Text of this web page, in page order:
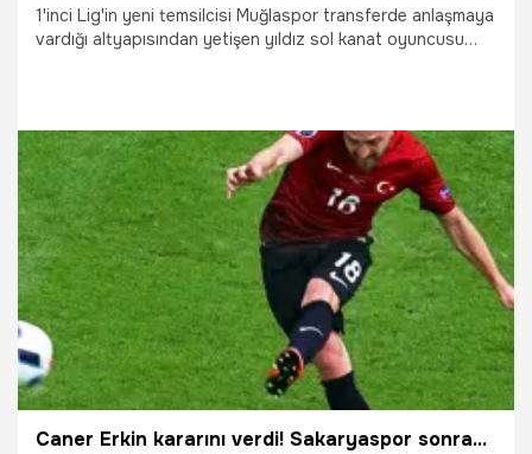
1'inci Lig'in yeni temsilcisi Muğlaspor transferde anlaşmaya
vardığı altyapısından yetişen yıldız sol kanat oyuncusu
9.07.2026 Şampiy10
Caner Erkin kararını verdi! Sakaryaspor sonrası bitti